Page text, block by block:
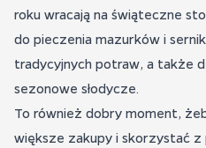
roku wracają na świąteczne
do pieczenia mazurków i
tradycyjnych potraw, a także
sezonowe słodycze.
To również dobry moment,
większe zakupy i skorzystać